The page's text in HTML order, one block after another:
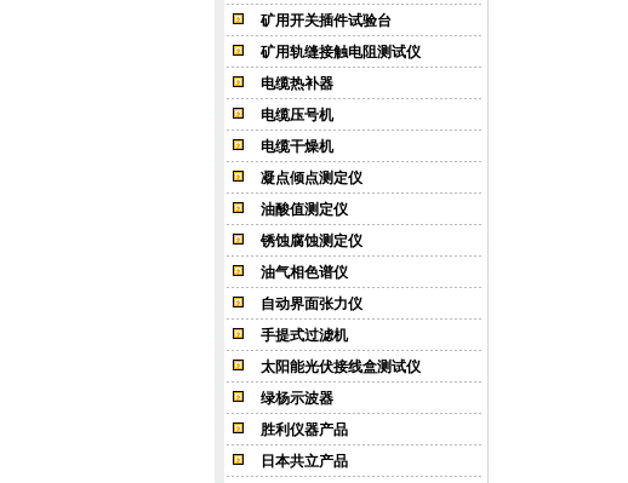
矿用开关插件试验台
矿用轨缝接触电阻测试仪
电缆热补器
电缆压号机
电缆干燥机
凝点倾点测定仪
油酸值测定仪
锈蚀腐蚀测定仪
油气相色谱仪
自动界面张力仪
手提式过滤机
太阳能光伏接线盒测试仪
绿杨示波器
胜利仪器产品
日本共立产品